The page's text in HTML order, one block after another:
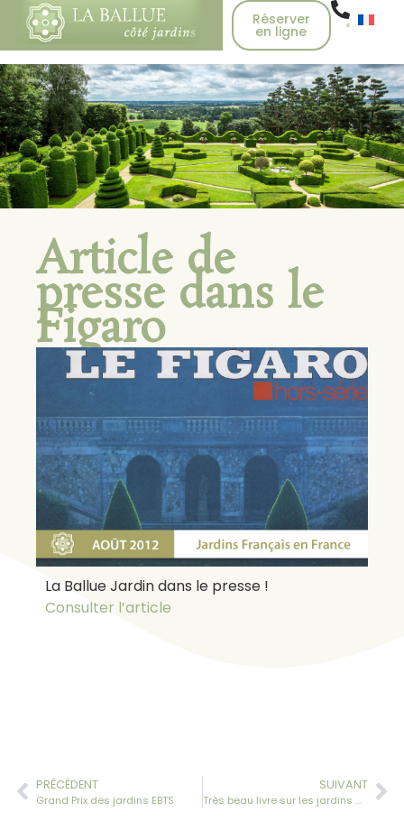
Réserver
en ligne
Article de
presse dans le
Figaro
La Ballue Jardin dans le presse !
Consulter l’article
PRÉCÉDENT
Grand Prix des jardins EBTS
SUIVANT
Très beau livre sur les jardins de la Ballue